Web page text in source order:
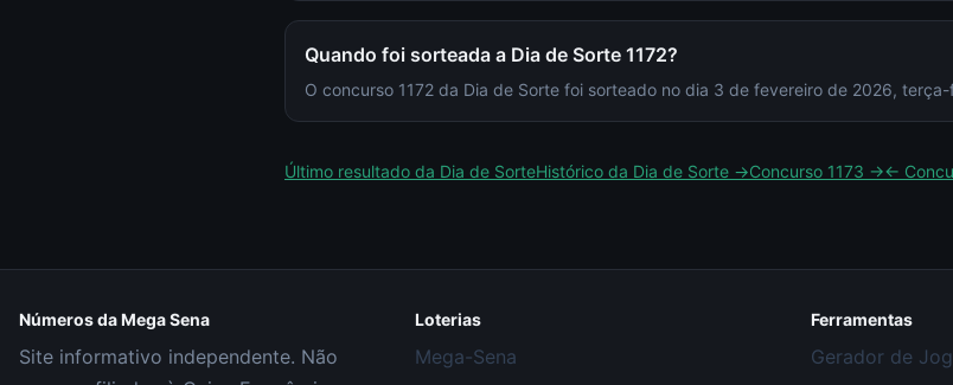
Quando foi sorteada a Dia de Sorte 1172?
O concurso 1172 da Dia de Sorte foi sorteado no dia 3 de fevereiro de 2026, terça-
Último resultado da Dia de SorteHistórico da Dia de Sorte →Concurso 1173 →←
Números da Mega Sena
Site informativo independente. Não
Loterias
Mega-Sena
Ferramentas
Gerador de